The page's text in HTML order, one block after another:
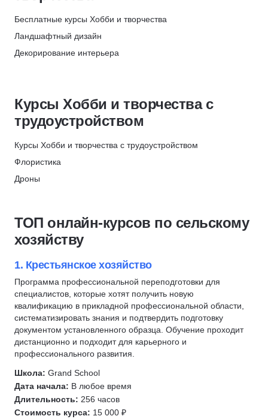
НЦПО
Языки 142
Повышение квалификации1026
Рисование аниме
Режиссура
Шахматы
Реставрация
Флористика
Звукозапись
Обработка изображений
Музыка
Курсы по нейронным сетям
Чтение
Игра на музыкальных инструментах и вокал
Игра на фортепиано
Игра на гитаре
Написание музыки
Звукорежиссура
Бесплатные курсы Хобби и творчества
Ландшафтный дизайн
Декорирование интерьера
Курсы Хобби и творчества с
трудоустройством
Курсы Хобби и творчества с трудоустройством
Флористика
Дроны
Редактура текстов
Видеомонтаж
Телеведущий
Саунд-дизайн
Журналистика
Пилотирование дронов
Декоратор
Текстильный декор
ТОП онлайн-курсов по сельскому
хозяйству
1. Крестьянское хозяйство
Программа профессиональной переподготовки для
специалистов, которые хотят получить новую
квалификацию в прикладной профессиональной области,
систематизировать знания и подтвердить подготовку
документом установленного образца. Обучение проходит
дистанционно и подходит для карьерного и
профессионального развития.
Школа: Grand School
Дата начала: В любое время
Длительность: 256 часов
Стоимость курса: 15 000 ₽